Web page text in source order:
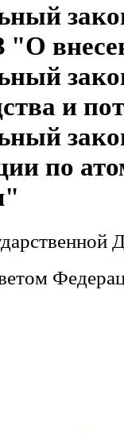
"О
и
по